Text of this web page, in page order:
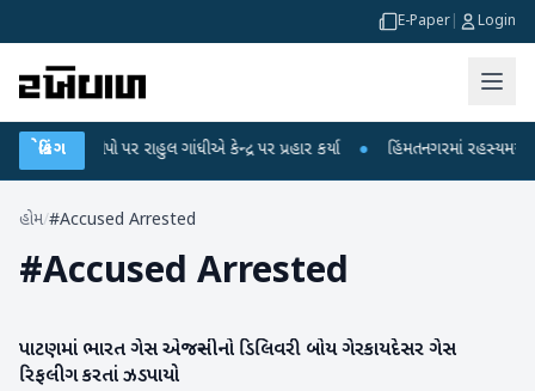
E-Paper Login
બ્રેકિંગ
આરોપો પર રાહુલ ગાંધીએ કેન્દ્ર પર પ્રહાર કર્યા ● હિંમતનગરમાં રહસ્યમય
હોમ/#Accused Arrested
#Accused Arrested
પાટણ
પાટણમાં ભારત ગેસ એજન્સીનો ડિલિવરી બોય ગેરકાયદેસર ગેસ
રિફલીગ કરતાં ઝડપાયો